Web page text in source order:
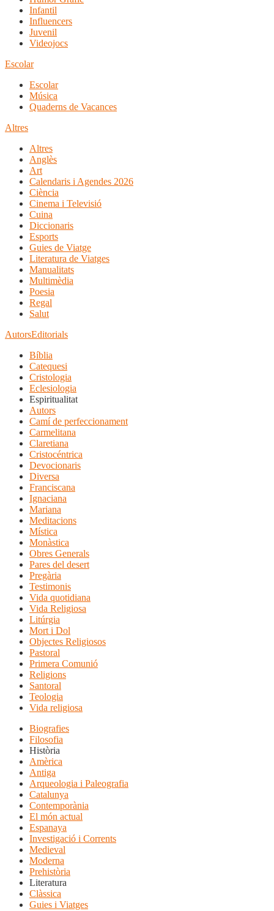
Infantil
Influencers
Juvenil
Videojocs
Escolar
Escolar
Música
Quaderns de Vacances
Altres
Altres
Anglès
Art
Calendaris i Agendes 2026
Ciència
Cinema i Televisió
Cuina
Diccionaris
Esports
Guies de Viatge
Literatura de Viatges
Manualitats
Multimèdia
Poesia
Regal
Salut
AutorsEditorials
Bíblia
Catequesi
Cristologia
Eclesiologia
Espiritualitat
Autors
Camí de perfeccionament
Carmelitana
Claretiana
Cristocéntrica
Devocionaris
Diversa
Franciscana
Ignaciana
Mariana
Meditacions
Mística
Monàstica
Obres Generals
Pares del desert
Pregària
Testimonis
Vida quotidiana
Vida Religiosa
Litúrgia
Mort i Dol
Objectes Religiosos
Pastoral
Primera Comunió
Religions
Santoral
Teologia
Vida religiosa
Biografies
Filosofia
Història
Amèrica
Antiga
Arqueologia i Paleografia
Catalunya
Contemporània
El món actual
Espanaya
Investigació i Corrents
Medieval
Moderna
Prehistòria
Literatura
Clàssica
Guies i Viatges